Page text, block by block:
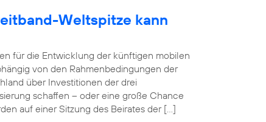
Weltspitze kann
für die Entwicklung der künftigen mobilen
von den Rahmenbedingungen der
über Investitionen der drei
schaffen – oder eine große Chance
auf einer Sitzung des Beirates der […]